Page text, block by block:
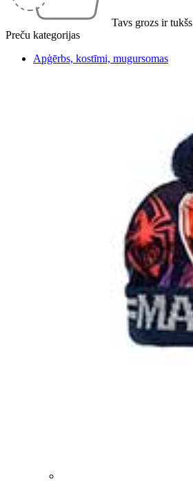
Tavs grozs ir tukšs
Preču kategorijas
Apģērbs, kostīmi, mugursomas